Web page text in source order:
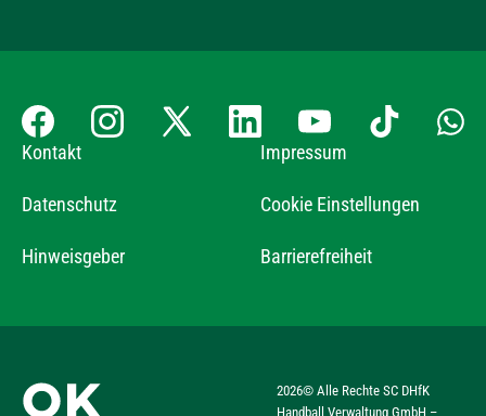
Kontakt Impressum
Datenschutz Cookie Einstellungen
Hinweisgeber Barrierefreiheit
2026© Alle Rechte SC DHfK
Handball Verwaltung GmbH –